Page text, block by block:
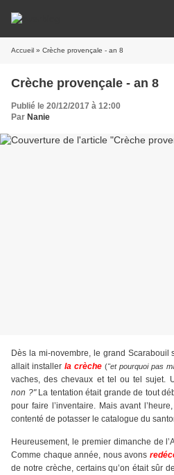
Accueil » Crèche provençale - an 8
Crèche provençale - an 8
Publié le 20/12/2017 à 12:00
Par Nanie
Dès la mi-novembre, le grand Scarabouil
allait installer la crèche ("et pourquoi pas
vaches, des chevaux et tel ou tel sujet.
non ?"La tentation était grande de tout
pour faire l’inventaire. Mais avant
contenté de potasser le catalogue du
Heureusement, le premier dimanche de
Comme chaque année, nous avons
de notre crèche, certains qu’on était sûr